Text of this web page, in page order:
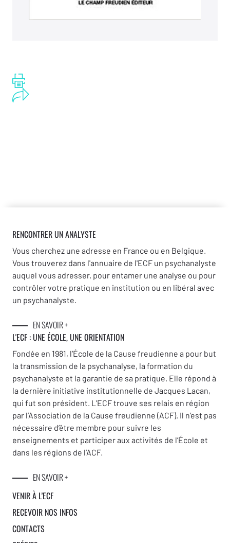
RENCONTRER UN ANALYSTE
Vous cherchez une adresse en France ou en Belgique.
Vous trouverez dans l'annuaire de l'ECF un psychanalyste
auquel vous adresser, pour entamer une analyse ou pour
contrôler votre pratique en institution ou en libéral avec
un psychanalyste.
EN SAVOIR +
L'ECF : UNE ÉCOLE, UNE ORIENTATION
Fondée en 1981, l’École de la Cause freudienne a pour but
la transmission de la psychanalyse, la formation du
psychanalyste et la garantie de sa pratique. Elle répond à
la dernière initiative institutionnelle de Jacques Lacan,
qui fut son président. L’ECF trouve ses relais en région
par l’Association de la Cause freudienne (ACF). Il n’est pas
nécessaire d’être membre pour suivre les
enseignements et participer aux activités de l’École et
dans les régions de l’ACF.
EN SAVOIR +
VENIR À L’ECF
RECEVOIR NOS INFOS
CONTACTS